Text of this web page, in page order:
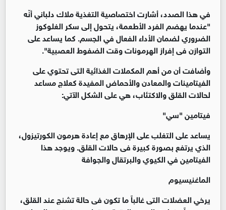
في هذا الصدد، أشارت اختصاصية التغذية ملاك دلباني أنّه
"عندما يهضم الفرد الأطعمة، يتحول إلى سكر الغلوكوز
الضروري لضمان الأداء الفعال في الجسم. كما يساعد على
التوازن فى إفراز الهرمونات وقت الضفوط العصبية".
وأضافت أن من أهم المكملات الغذائية التى تحتوي على
الفيتامينات والمعادن والأحماض المفيدة كعلاج مساعد
لحالات القلق والاكتئاب، هي على الشكل الآتي:
فيتامين "سي"
يساعد على التغلب على الإرهاق مع إعادة هرمون الكورتيزول،
الذي يرتفع بصورة كبيرة فى حالات القلق. ويوجد هذا
الفيتامين في الكيوي والبرتقال والجوافة
الماغنيسيوم
يرخي العضلات التى غالباً ما تكون فى حالة تشنج عند القلق،